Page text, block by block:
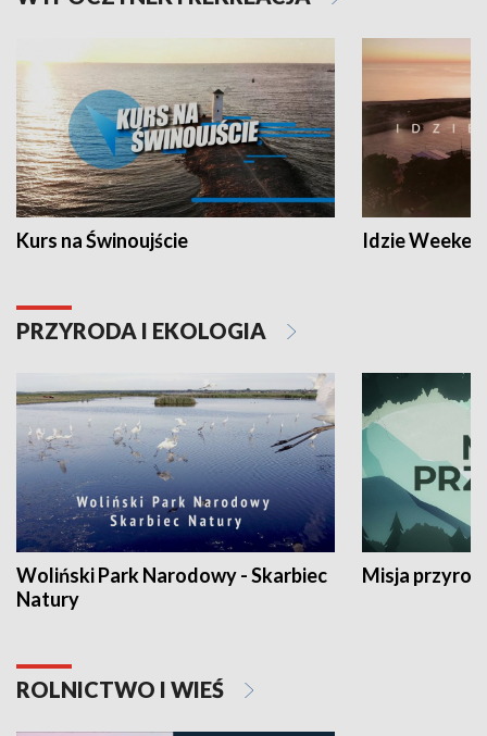
Kurs na Świnoujście Idzie
PRZYRODA I EKOLOGIA
Woliński Park Narodowy - Skarbiec
Natury
Misja
ROLNICTWO I WIEŚ